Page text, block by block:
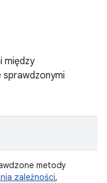
między
metody
zależności,